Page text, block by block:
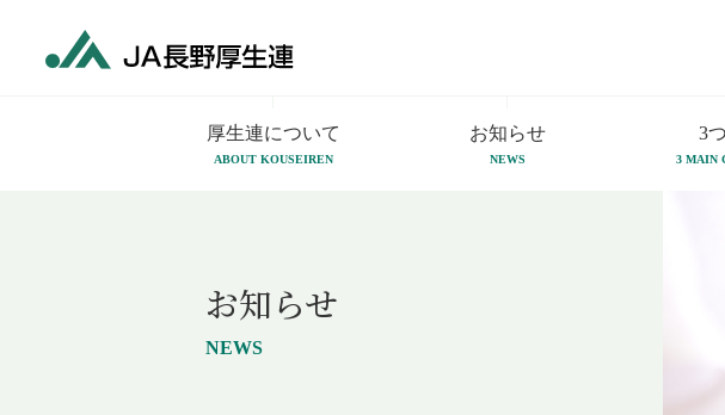
厚生連について
ABOUT KOUSEIREN
お知らせ
NEWS
3
3 MAIN
お知らせ
NEWS